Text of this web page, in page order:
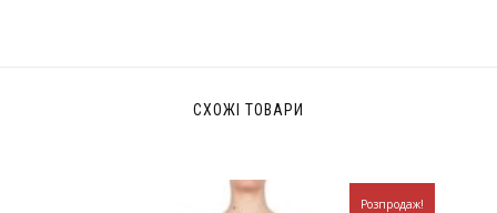
СХОЖІ ТОВАРИ
Розпродаж!